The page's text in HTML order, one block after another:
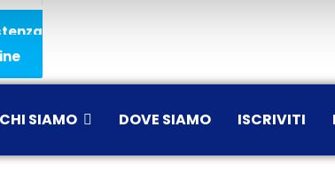
CHI SIAMO DOVE SIAMO ISCRIVITI